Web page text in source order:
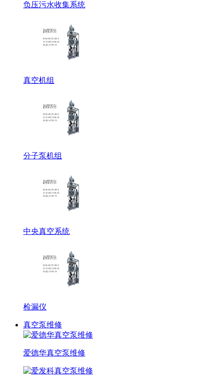
负压污水收集系统
真空机组
分子泵机组
中央真空系统
检漏仪
真空泵维修
爱德华真空泵维修